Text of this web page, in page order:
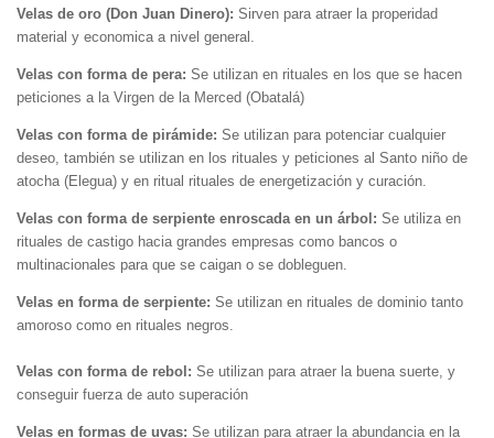
Velas de oro (Don Juan Dinero): Sirven para atraer la properidad
material y economica a nivel general.
Velas con forma de pera: Se utilizan en rituales en los que se hacen
peticiones a la Virgen de la Merced (Obatalá)
Velas con forma de pirámide: Se utilizan para potenciar cualquier
deseo, también se utilizan en los rituales y peticiones al Santo niño de
atocha (Elegua) y en ritual rituales de energetización y curación.
Velas con forma de serpiente enroscada en un árbol: Se utiliza en
rituales de castigo hacia grandes empresas como bancos o
multinacionales para que se caigan o se dobleguen.
Velas en forma de serpiente: Se utilizan en rituales de dominio tanto
amoroso como en rituales negros.
Velas con forma de rebol: Se utilizan para atraer la buena suerte, y
conseguir fuerza de auto superación
Velas en formas de uvas: Se utilizan para atraer la abundancia en la